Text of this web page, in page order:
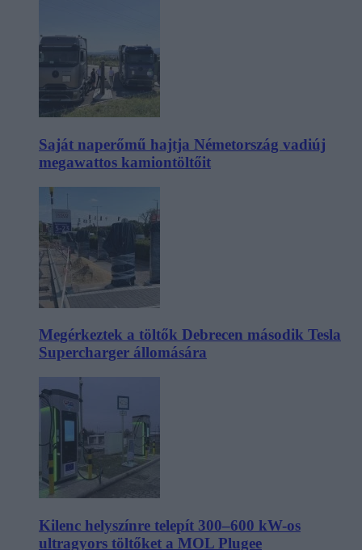
Saját naperőmű hajtja Németország vadiúj
megawattos kamiontöltőit
Megérkeztek a töltők Debrecen második Tesla
Supercharger állomására
Kilenc helyszínre telepít 300–600 kW-os
ultragyors töltőket a MOL Plugee